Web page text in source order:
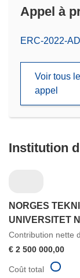
Appel à
(s’ouvre
nouvelle
fenêtre)
ERC-2022-
Voir tous
appel
Institution
NORGES
UNIVERSITET
Contribution nette
€ 2 500 000,00
Coût total